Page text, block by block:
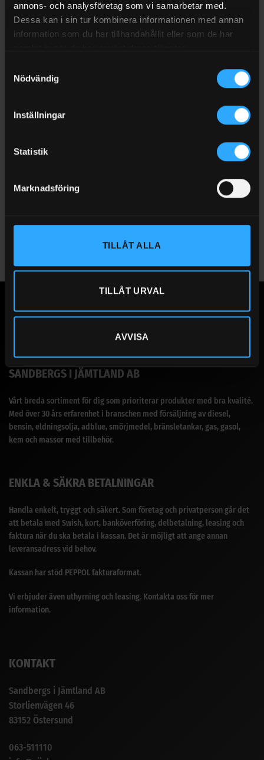
annons- och analysföretag som vi samarbetar med.
Dessa kan i sin tur kombinera informationen med annan
information som du har tillhandahållit eller som de har
Nödvändig
Inställningar
Statistik
Marknadsföring
TILLÅT ALLA
TILLÅT URVAL
AVVISA
BESKRIVNING
RECENSIONER (1)
Packning till gasregulator gasol är en produkt i SIJABs
användningsområde så att produkten passar din utrustning.
Om du är osäker på anslutning eller utförande, jämför gärna
SANDBERGS I JÄMTLAND AB
Vårt breda sortiment för dig som prioriterar produkter med bra kvalité.
Med över 30 års erfarenhet i branschen med försäljning av diesel,
bensin, eldningsolja, adblue, smörjmedel, bränsletankar, gas, gasol,
kem och massor med tillbehör.
ENKLA & SÄKRA BETALNINGAR
Handla enkelt, tryggt och säkert. Som företag och privatperson går det
att betala med Swish, kort, banköverföring, delbetalning, leasing och
faktura när du ska betala i kassan. Det är möjligt att ange annan
leveransadress vid behov.
Kassan har stöd PEPPOL fakturaformat.
Vi erbjuder även uthyrning och leasing. Kontakta oss för mer
information.
KONTAKT
Sandbergs i Jämtland AB
Storlienvägen 46
83152 Östersund
063-511110